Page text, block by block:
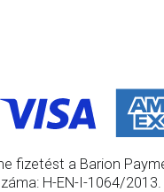
fizetést a Barion
H-EN-I-1064/2013.